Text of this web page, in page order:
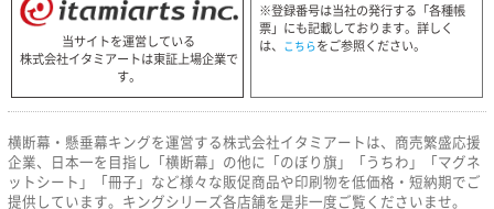
当サイトを運営している
株式会社イタミアートは東証上場企業で
す。
※登録番号は当社の発行する「各種帳
票」にも記載しております。詳しく
は、 こちらをご参照ください。
横断幕・懸垂幕キングを運営する株式会社イタミアートは、商売繁盛応援
企業、日本一を目指し「横断幕」の他に「のぼり旗」「うちわ」「マグネ
ットシート」「冊子」など様々な販促商品や印刷物を低価格・短納期でご
提供しています。キングシリーズ各店舗を是非一度ご覧くださいませ。